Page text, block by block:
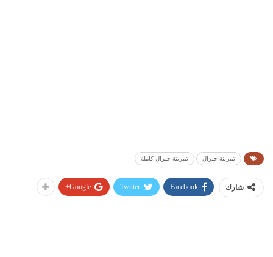
تمرينة جنرال تمرينة جنرال كاملة
شارك Facebook
Twitter
Google+